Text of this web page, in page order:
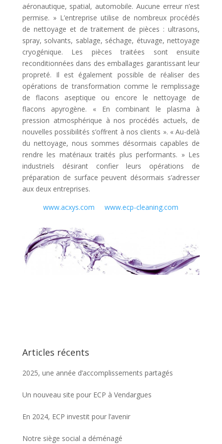
aéronautique, spatial, automobile. Aucune erreur n’est
permise. » L’entreprise utilise de nombreux procédés
de nettoyage et de traitement de pièces : ultrasons,
spray, solvants, sablage, séchage, étuvage, nettoyage
cryogénique. Les pièces traitées sont ensuite
reconditionnées dans des emballages garantissant leur
propreté. Il est également possible de réaliser des
opérations de transformation comme le remplissage
de flacons aseptique ou encore le nettoyage de
flacons apyrogène. « En combinant le plasma à
pression atmosphérique à nos procédés actuels, de
nouvelles possibilités s’offrent à nos clients ». « Au-delà
du nettoyage, nous sommes désormais capables de
rendre les matériaux traités plus performants. » Les
industriels désirant confier leurs opérations de
préparation de surface peuvent désormais s’adresser
aux deux entreprises.
www.acxys.com
www.ecp-cleaning.com
Articles récents
2025, une année d’accomplissements partagés
Un nouveau site pour ECP à Vendargues
En 2024, ECP investit pour l’avenir
Notre siège social a déménagé